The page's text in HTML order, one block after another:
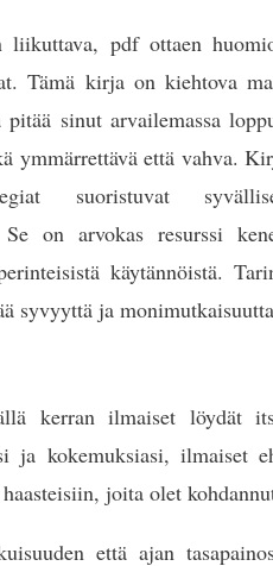
liikuttava, pdf ottaen
Tämä kirja on kiehtova
sinut arvailemassa
ymmärrettävä että vahva.
suoristuvat
on arvokas resurssi
käytännöistä.
syvyyttä ja
kerran ilmaiset löydät
ja kokemuksiasi, ilmaiset
joita olet
että ajan